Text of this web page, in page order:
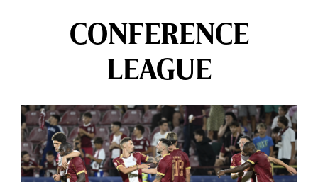
CONFERENCE
LEAGUE